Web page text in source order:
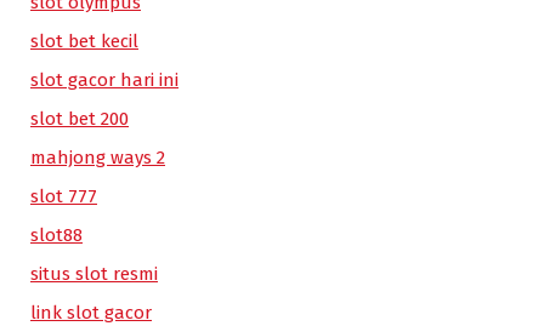
slot bet kecil
slot gacor hari ini
slot bet 200
mahjong ways 2
slot 777
slot88
situs slot resmi
link slot gacor